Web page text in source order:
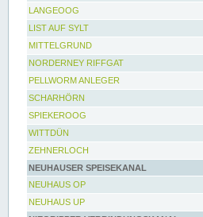
LANGEOOG
LIST AUF SYLT
MITTELGRUND
NORDERNEY RIFFGAT
PELLWORM ANLEGER
SCHARHÖRN
SPIEKEROOG
WITTDÜN
ZEHNERLOCH
NEUHAUSER SPEISEKANAL
NEUHAUS OP
NEUHAUS UP